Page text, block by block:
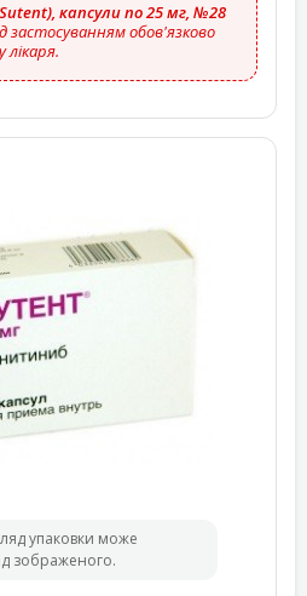
капсули по 25 мг, №28
застосуванням обов'язково
упаковки може
зображеного.